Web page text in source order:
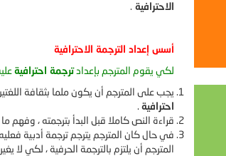
الاحترافية .
أسس إعداد الترجمة الاحترافية
لكي يقوم المترجم بإعدادترجمة احترافية
يجب على المترجم أن يكون ملما بثقافة
احترافية .
قراءة النص كاملا قبل البدأ بترجمته ،
في حال كان المترجم يترجم ترجمة أدبية
المترجم أن يلتزم بالترجمة الحرفية ، لكي لا